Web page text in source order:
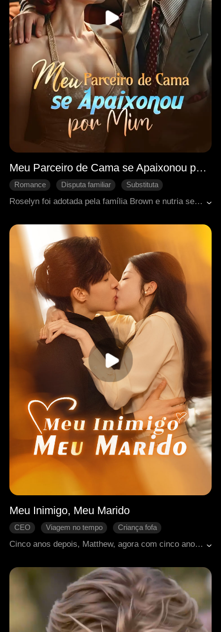
Meu Parceiro de Cama se Apaixonou por Mim
Romance Disputa familiar
Substituta
Romance moderno
Roselyn foi adotada pela família Brown e nutria sentimentos por Kevin, herdeiro da família. Após ser acusada injustamente, ela parte para o exterior, onde acaba se envolvendo com Wesley, inimigo de Kevin. Ao retornar, descobre que Kevin está prestes a anunciar o noivado, enquanto os Browns tentam forçá-la a um casamento arranjado. Para complicar ainda mais, Wesley reaparece, agora obcecado por ela e disposto a não deixá-la partir.
Meu Inimigo, Meu Marido
CEO Viagem no tempo
Criança fofa
Cinco anos depois, Matthew, agora com cinco anos, voltou no tempo seis anos, abraçou Hannah e a chamou de "Mamãe". Quando ela começava a aceitar que esse adorável menino poderia ser seu futuro filho, ouviu Matthew chamar seu rival de infância de "Papai". A partir daí, o trio embarca em aventuras caóticas, engraçadas e cheias de ternura.